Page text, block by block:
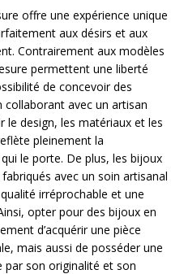
offre une expérience unique
aux désirs et aux
Contrairement aux modèles
permettent une liberté
de concevoir des
collaborant avec un artisan
le design, les matériaux et les
pleinement la
le porte. De plus, les bijoux
avec un soin artisanal
irréprochable et une
opter pour des bijoux en
d’acquérir une pièce
mais aussi de posséder une
par son originalité et son